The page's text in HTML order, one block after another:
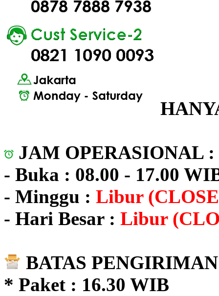
JAM OPERASIONAL :
- Buka : 08.00 - 17.00
- Minggu : Libur
- Hari Besar : Libur
BATAS
* Paket : 16.30 WIB